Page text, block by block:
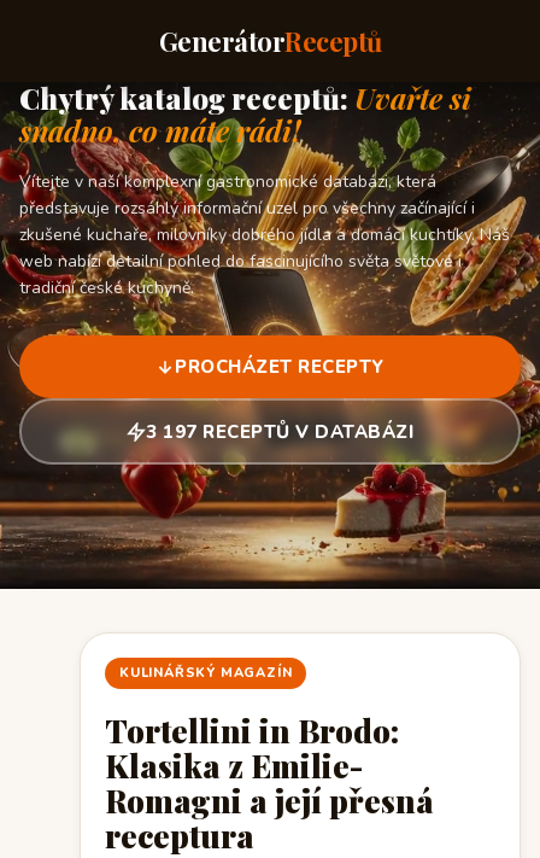
GenerátorReceptů
Chytrý katalog receptů: Uvařte si
snadno, co máte rádi!
Vítejte v naší komplexní gastronomické databázi, která
představuje rozsáhlý informační uzel pro všechny začínající i
zkušené kuchaře, milovníky dobrého jídla a domácí kuchtíky. Náš
web nabízí detailní pohled do fascinujícího světa světové i
tradiční české kuchyně.
PROCHÁZET RECEPTY
3 197 RECEPTŮ V DATABÁZI
KULINÁŘSKÝ MAGAZÍN
Tortellini in Brodo:
Klasika z Emilie-
Romagni a její přesná
receptura